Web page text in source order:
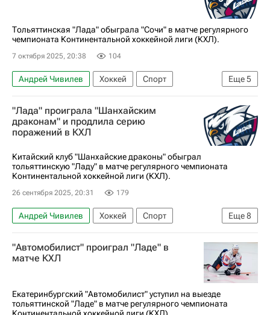
Тольяттинская "Лада" обыграла "Сочи" в матче регулярного
чемпионата Континентальной хоккейной лиги (КХЛ).
7 октября 2025, 20:38 104
Еще5
Андрей Чивилев Хоккей
Спорт
Никита Михайлов
Андрей Алтыбармакян
Лада
КХЛ 2025-2026 ХК Сочи
"Лада" проиграла "Шанхайским
драконам" и продлила серию
поражений в КХЛ
Китайский клуб "Шанхайские драконы" обыграл
тольяттинскую "Ладу" в матче регулярного чемпионата
Континентальной хоккейной лиги (КХЛ).
26 сентября 2025, 20:31 179
Еще8
Андрей Чивилев Хоккей
Спорт
Тольятти
Москва
Ник Меркли
Спенсер Фу
ЦСКА
ХК Спартак (Москва)
"Автомобилист" проиграл "Ладе" в
матче КХЛ
Екатеринбургский "Автомобилист" уступил на выезде
тольяттинской "Ладе" в матче регулярного чемпионата
Континентальной хоккейной лиги (КХЛ).